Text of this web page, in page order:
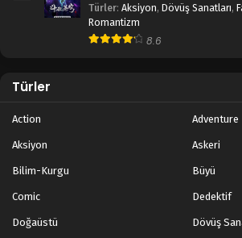
Türler: Aksiyon, Dövüş Sanatları,
Romantizm
8.6
Türler
Action Adventure
Aksiyon Askeri
Bilim-Kurgu Büyü
Comic Dedektif
Doğaüstü Dövüş